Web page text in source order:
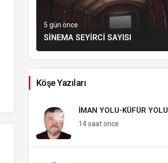
5 gün önce
SINEMA SEYIRCI SAYISI
Köşe Yazıları
İMAN YOLU-KÜFÜR YOLU
14 saat önce